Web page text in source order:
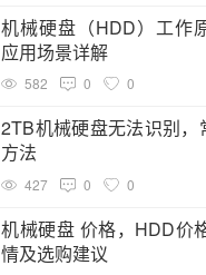
机械硬盘（HDD）工作
应用场景详解
582 0 0
2TB机械硬盘无法识别，
方法
427 0 0
机械硬盘 价格，HDD价
情及选购建议